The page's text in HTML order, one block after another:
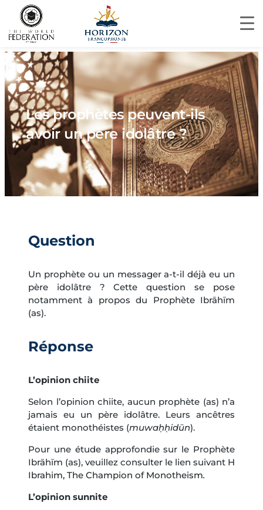
Les prophètes peuvent-ils
avoir un père idolâtre ?
Question
Un prophète ou un messager a-t-il déjà eu un
père idolâtre ? Cette question se pose
notamment à propos du Prophète Ibrāhīm
(as).
Réponse
L’opinion chiite
Selon l’opinion chiite, aucun prophète (as) n’a
jamais eu un père idolâtre. Leurs ancêtres
étaient monothéistes (muwaḥḥidūn).
Pour une étude approfondie sur le Prophète
Ibrāhīm (as), veuillez consulter le lien suivant H
Ibrahim, The Champion of Monotheism.
L’opinion sunnite